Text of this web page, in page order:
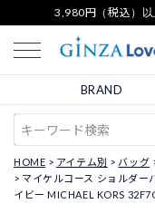
3,980円（税込）
BRAND
HOME アイテム別 バッグ
マイケルコース ショルダー
イビー MICHAEL KORS